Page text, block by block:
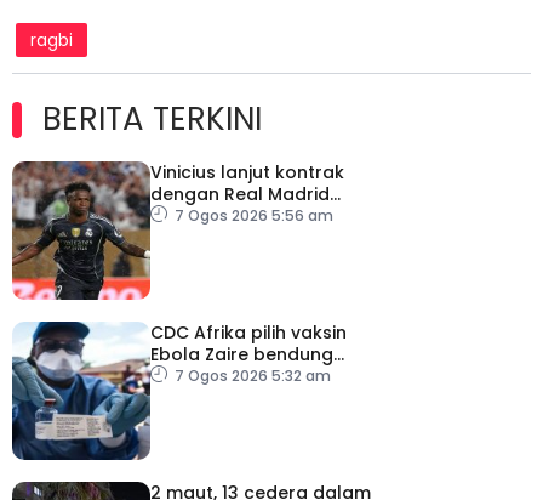
ragbi
BERITA TERKINI
Vinicius lanjut kontrak
dengan Real Madrid
hingga 2032
7 Ogos 2026 5:56 am
CDC Afrika pilih vaksin
Ebola Zaire bendung
penularan wabak
7 Ogos 2026 5:32 am
2 maut, 13 cedera dalam